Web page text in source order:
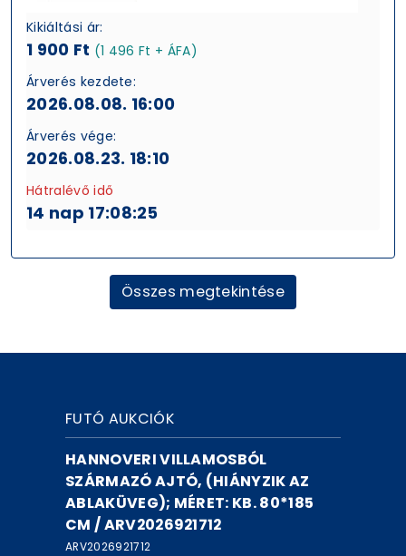
Kikiáltási ár:
1 900 Ft (1 496 Ft + ÁFA)
Árverés kezdete:
2026.08.08. 16:00
Árverés vége:
2026.08.23. 18:10
Hátralévő idő
14 nap 17:08:25
Összes megtekintése
FUTÓ AUKCIÓK
HANNOVERI VILLAMOSBÓL
SZÁRMAZÓ AJTÓ, (HIÁNYZIK AZ
ABLAKÜVEG); MÉRET: KB. 80*185
CM / ARV2026921712
ARV2026921712